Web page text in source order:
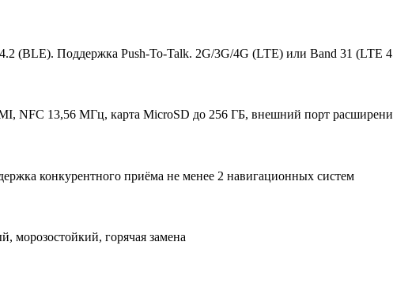
(BLE). Поддержка Push-To-Talk. 2G/3G/4G (LTE) или Band 31 (LTE
NFC 13,56 МГц, карта MicroSD до 256 ГБ, внешний порт
конкурентного приёма не менее 2 навигационных систем
горячая замена